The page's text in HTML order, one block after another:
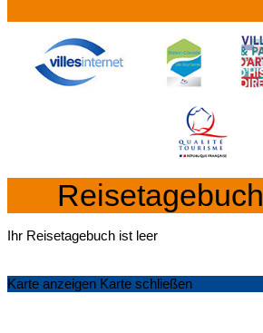
Reisetagebuch
Ihr Reisetagebuch ist leer
Karte anzeigen Karte schließen